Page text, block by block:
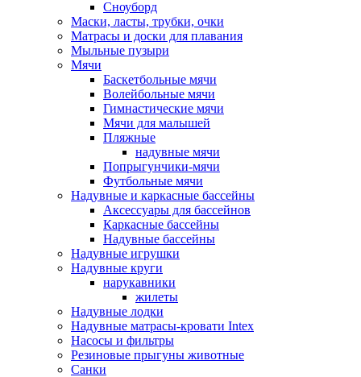
Сноуборд
Маски, ласты, трубки, очки
Матрасы и доски для плавания
Мыльные пузыри
Мячи
Баскетбольные мячи
Волейбольные мячи
Гимнастические мячи
Мячи для малышей
Пляжные
надувные мячи
Попрыгунчики-мячи
Футбольные мячи
Надувные и каркасные бассейны
Аксессуары для бассейнов
Каркасные бассейны
Надувные бассейны
Надувные игрушки
Надувные круги
нарукавники
жилеты
Надувные лодки
Надувные матрасы-кровати Intex
Насосы и фильтры
Резиновые прыгуны животные
Санки